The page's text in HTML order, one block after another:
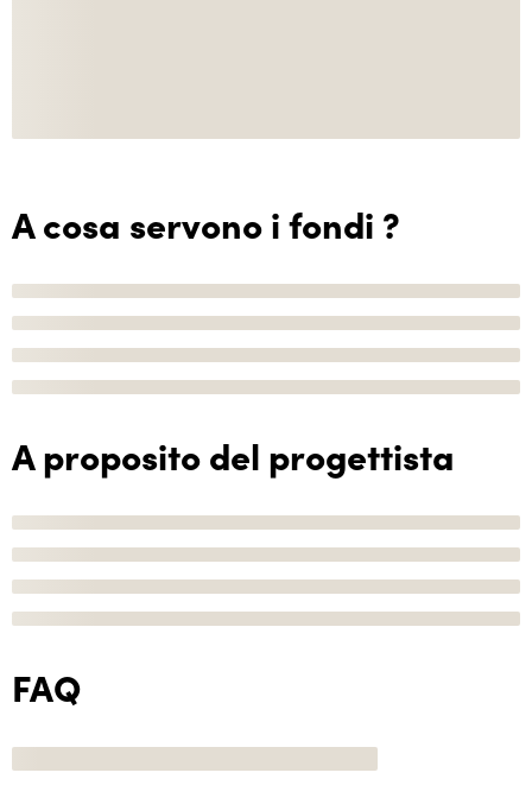
A cosa servono i fondi ?
A proposito del progettista
FAQ